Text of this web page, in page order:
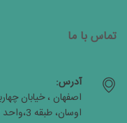
تماس با ما
آدرس:
اصفهان ، خیابان
اوسان، طبقه 3،واحد 312